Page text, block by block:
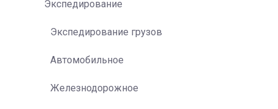
Экспедирование
Экспедирование грузов
Автомобильное
Железнодорожное